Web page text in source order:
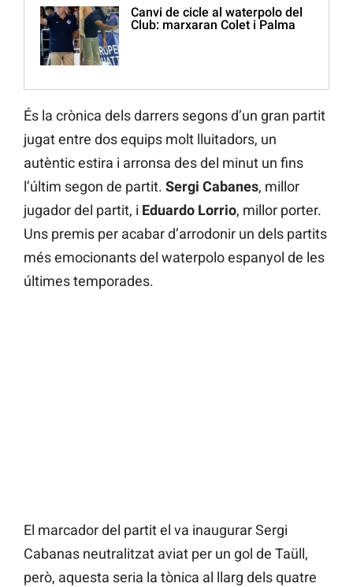
Canvi de cicle al waterpolo del
Club: marxaran Colet i Palma
És la crònica dels darrers segons d’un gran partit
jugat entre dos equips molt lluitadors, un
autèntic estira i arronsa des del minut un fins
l’últim segon de partit. Sergi Cabanes, millor
jugador del partit, i Eduardo Lorrio, millor porter.
Uns premis per acabar d’arrodonir un dels partits
més emocionants del waterpolo espanyol de les
últimes temporades.
El marcador del partit el va inaugurar Sergi
Cabanas neutralitzat aviat per un gol de Taüll,
però, aquesta seria la tònica al llarg dels quatre